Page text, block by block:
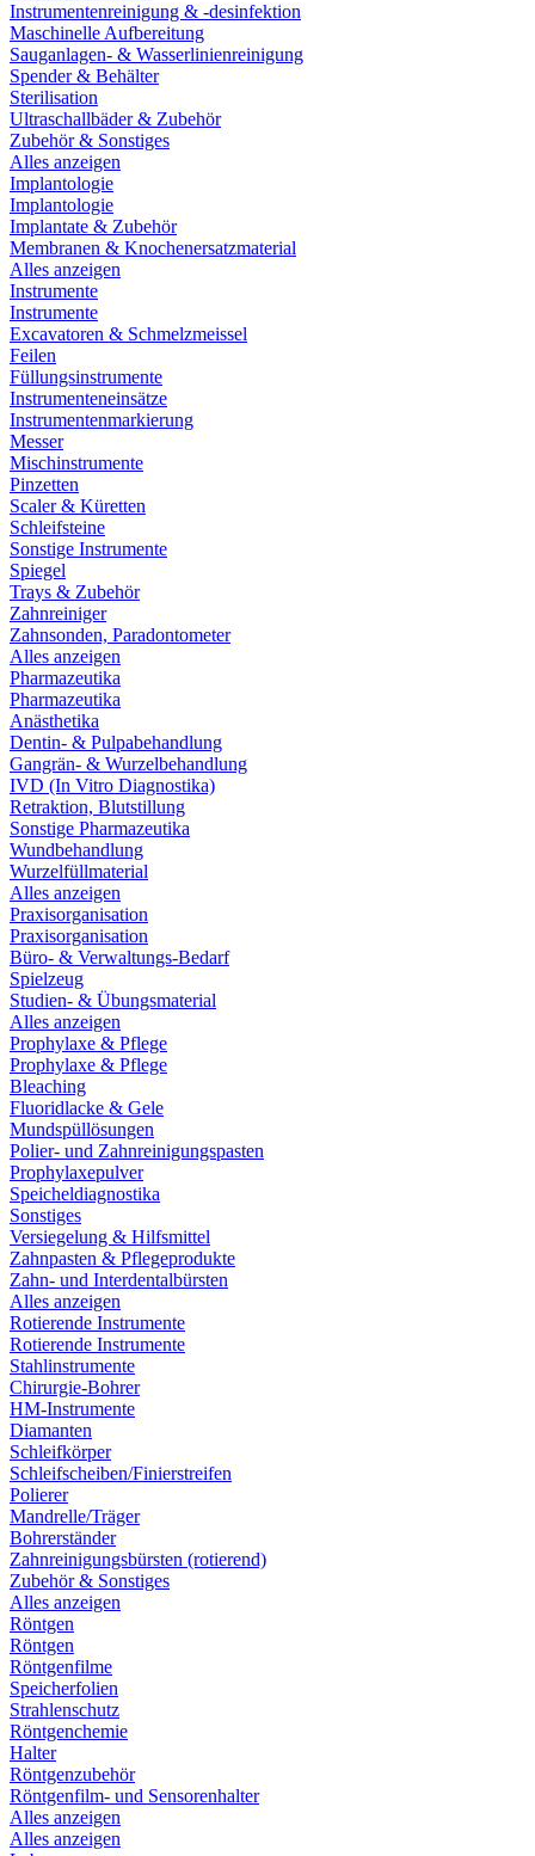
Instrumentenreinigung & -desinfektion
Maschinelle Aufbereitung
Sauganlagen- & Wasserlinienreinigung
Spender & Behälter
Sterilisation
Ultraschallbäder & Zubehör
Zubehör & Sonstiges
Alles anzeigen
Implantologie
Implantologie
Implantate & Zubehör
Membranen & Knochenersatzmaterial
Alles anzeigen
Instrumente
Instrumente
Excavatoren & Schmelzmeissel
Feilen
Füllungsinstrumente
Instrumenteneinsätze
Instrumentenmarkierung
Messer
Mischinstrumente
Pinzetten
Scaler & Küretten
Schleifsteine
Sonstige Instrumente
Spiegel
Trays & Zubehör
Zahnreiniger
Zahnsonden, Paradontometer
Alles anzeigen
Pharmazeutika
Pharmazeutika
Anästhetika
Dentin- & Pulpabehandlung
Gangrän- & Wurzelbehandlung
IVD (In Vitro Diagnostika)
Retraktion, Blutstillung
Sonstige Pharmazeutika
Wundbehandlung
Wurzelfüllmaterial
Alles anzeigen
Praxisorganisation
Praxisorganisation
Büro- & Verwaltungs-Bedarf
Spielzeug
Studien- & Übungsmaterial
Alles anzeigen
Prophylaxe & Pflege
Prophylaxe & Pflege
Bleaching
Fluoridlacke & Gele
Mundspüllösungen
Polier- und Zahnreinigungspasten
Prophylaxepulver
Speicheldiagnostika
Sonstiges
Versiegelung & Hilfsmittel
Zahnpasten & Pflegeprodukte
Zahn- und Interdentalbürsten
Alles anzeigen
Rotierende Instrumente
Rotierende Instrumente
Stahlinstrumente
Chirurgie-Bohrer
HM-Instrumente
Diamanten
Schleifkörper
Schleifscheiben/Finierstreifen
Polierer
Mandrelle/Träger
Bohrerständer
Zahnreinigungsbürsten (rotierend)
Zubehör & Sonstiges
Alles anzeigen
Röntgen
Röntgen
Röntgenfilme
Speicherfolien
Strahlenschutz
Röntgenchemie
Halter
Röntgenzubehör
Röntgenfilm- und Sensorenhalter
Alles anzeigen
Alles anzeigen